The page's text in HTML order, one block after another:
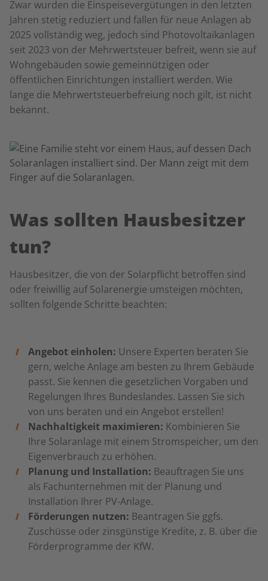
Zwar wurden die Einspeisevergütungen in den letzten
Jahren stetig reduziert und fallen für neue Anlagen ab
2025 vollständig weg, jedoch sind Photovoltaikanlagen
seit 2023 von der Mehrwertsteuer befreit, wenn sie auf
Wohngebäuden sowie gemeinnützigen oder
öffentlichen Einrichtungen installiert werden. Wie
lange die Mehrwertsteuerbefreiung noch gilt, ist nicht
bekannt.
Was sollten Hausbesitzer
tun?
Hausbesitzer, die von der Solarpflicht betroffen sind
oder freiwillig auf Solarenergie umsteigen möchten,
sollten folgende Schritte beachten:
Angebot einholen: Unsere Experten beraten Sie
gern, welche Anlage am besten zu Ihrem Gebäude
passt. Sie kennen die gesetzlichen Vorgaben und
Regelungen Ihres Bundeslandes. Lassen Sie sich
von uns beraten und ein Angebot erstellen!
Nachhaltigkeit maximieren: Kombinieren Sie
Ihre Solaranlage mit einem Stromspeicher, um den
Eigenverbrauch zu erhöhen.
Planung und Installation: Beauftragen Sie uns
als Fachunternehmen mit der Planung und
Installation Ihrer PV-Anlage.
Förderungen nutzen: Beantragen Sie ggfs.
Zuschüsse oder zinsgünstige Kredite, z. B. über die
Förderprogramme der KfW.